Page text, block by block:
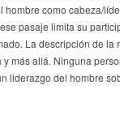
hombre como cabeza/
pasaje limita su
La descripción de la
más allá. Ninguna
liderazgo del hombre